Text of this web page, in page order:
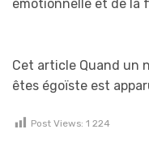
émotionnelle et de la
Cet article Quand un
êtes égoïste est
Post Views: 1 224